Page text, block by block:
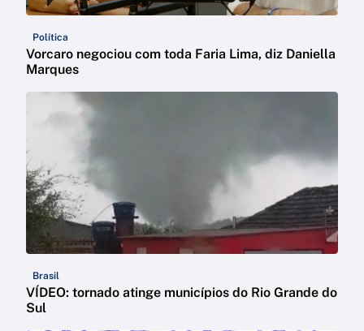
Política
Vorcaro negociou com toda Faria Lima, diz Daniella
Marques
Brasil
VÍDEO: tornado atinge municípios do Rio Grande do
Sul